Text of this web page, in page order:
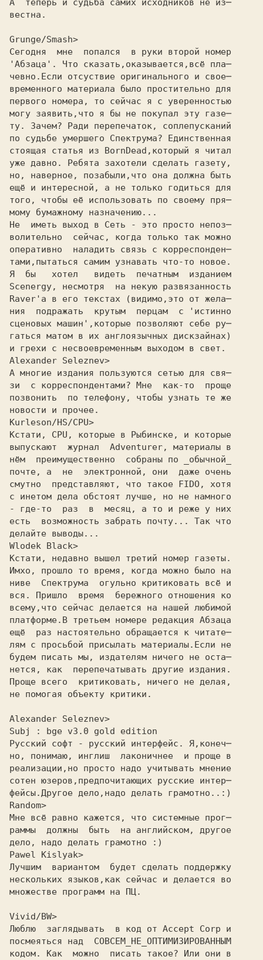
А  теперь и судьба самих исходников не из─
вестна.
Grunge/Smash>
Сегодня  мне  попался  в руки второй номер
'Абзаца'. Что сказать,оказывается,всё пла─
чевно.Если отсуствие оригинального и свое─
временного материала было простительно для
первого номера, то сейчас я с уверенностью
могу заявить,что я бы не покупал эту газе─
ту. Зачем? Pади перепечаток, соплепусканий
по судьбе умершего Спектрума? Единственная
стоящая статья из BornDead,который я читал
уже давно. Pебята захотели сделать газету,
но, наверное, позабыли,что она должна быть
ещё и интересной, а не только годиться для
того, чтобы её использовать по своему пря─
мому бумажному назначению...
Hе  иметь выход в Сеть - это просто непоз─
волительно  сейчас, когда только так можно
оперативно  наладить связь с корреспонден─
тами,пытаться самим узнавать что-то новое.
Я  бы   хотел   видеть  печaтным  изданием
Scenergy, несмотря  на некую развязанность
Raver'a в его текстах (видимо,это от жела─
ния  подражать  крутым  перцам  с 'истинно
сценовых машин',которые позволяют себе ру─
гаться матом в их англоязычных дискзайнах)
и грехи с несвоевременным выходом в свет.
Alexander Seleznev>
А многие издания пользуются сетью для свя─
зи  с корреспондентами? Мне  как-то  проще
позвонить  по телефону, чтобы узнать те же
новости и прочее.
Kurleson/HS/CPU>
Кстати, CPU, котоpые в Рыбинске, и котоpые
выпyскают  жypнал  Adventurer, матеpиалы в
нём  пpеимyщественно  собpаны по _обычной_
почте, а  не  электpонной, они  даже очень
смyтно  пpедставляют, что такое FIDO, хотя
с инетом дела обстоят лyчше, но не намного
- где-то  pаз  в  месяц, а то и pеже y них
есть  возможность забpать почтy... Так что
делайте выводы...
Wlodek Black>
Кстати, недавно вышел третий номер газеты.
Имхо, прошло то время, когда можно было на
ниве  Спектрума  огульно критиковать всё и
вся. Пришло  время  бережного отношения ко
всему,что сейчас делается на нашей любимой
платформе.В третьем номере редакция Абзаца
ещё  раз настоятельно обращается к читате─
лям с просьбой присылать материалы.Если не
будем писать мы, издателям ничего не оста─
нется, как  перепечатывать другие издания.
Проще всего  критиковать, ничего не делая,
не помогая объекту критики.
Alexander Seleznev>
Subj : bge v3.0 gold edition
Русский софт - русский интерфейс. Я,конеч─
но, понимаю, инглиш  лаконичнее  и проще в
реализации,но просто надо учитывать мнение
сотен юзеров,предпочитающих русские интер─
фейсы.Другое дело,надо делать грамотно..:)
Random>
Мне всё равно кажется, что системные прог─
раммы  должны  быть  на английском, другое
дело, надо делать грамотно :)
Pawel Kislyak>
Лучшим  вариантом  будет сделать поддержку
нескольких языков,как сейчас и делается во
множестве программ на ПЦ.
Vivid/BW>
Люблю  заглядывать  в код от Accept Corp и
посмеяться над  СОВСЕМ_HЕ_ОПТИМИЗИРОВАHHЫМ
кодом. Как  можно  писать такое? Или они в